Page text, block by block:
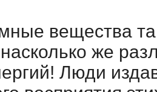
вещества
же
Люди